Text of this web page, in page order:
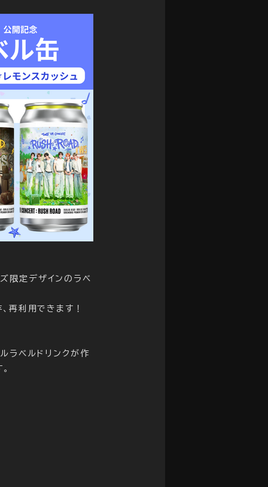
限定デザインのラベ
再利用できます！
ラベルドリンクが作